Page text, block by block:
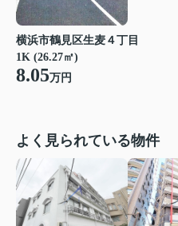
横浜市鶴見区生麦４丁目
1K (26.27㎡)
8.05万円
よく見られている物件